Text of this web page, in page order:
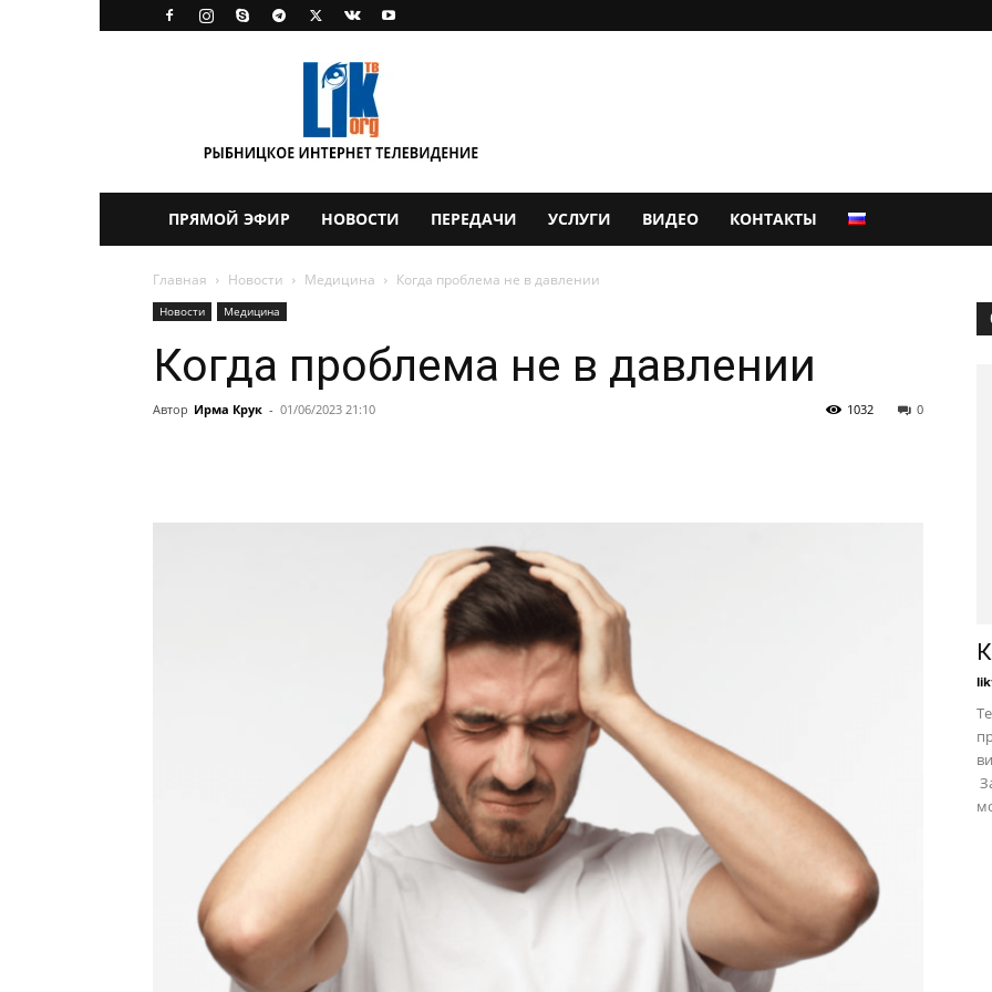
ПРЯМОЙ ЭФИР НОВОСТИ ПЕРЕДАЧИ УСЛУГИ ВИДЕО КОНТАКТЫ
Главная Новости Медицина Когда проблема не в давлении
Новости Медицина
Когда проблема не в давлении
Автор Ирма Крук - 01/06/2023 21:10 0
1032